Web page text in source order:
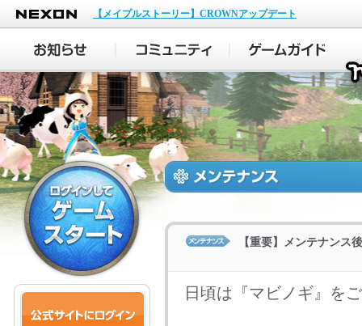
NEXON
【メイプルストーリー】CROWNアップデート
【重要】メンテナンス
日頃は『マビノギ』を